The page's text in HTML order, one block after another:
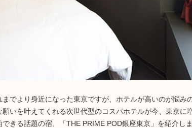
までより身近になった東京ですが、ホテルが高いのが悩み
願いを叶えてくれる次世代型のコスパホテルが今、東京に
きる話題の宿、「THE PRIME POD銀座東京」を紹介し